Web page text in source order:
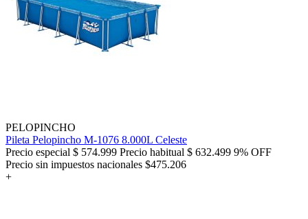
PELOPINCHO
Pileta Pelopincho M-1076 8.000L Celeste
Precio especial $ 574.999 Precio habitual $ 632.499 9% OFF
Precio sin impuestos nacionales $475.206
+